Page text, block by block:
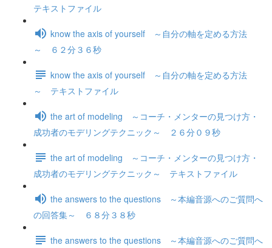
テキストファイル
know the axis of yourself ～自分の軸を定める方法
～ ６２分３６秒
know the axis of yourself ～自分の軸を定める方法
～ テキストファイル
the art of modeling ～コーチ・メンターの見つけ方・
成功者のモデリングテクニック～ ２６分０９秒
the art of modeling ～コーチ・メンターの見つけ方・
成功者のモデリングテクニック～ テキストファイル
the answers to the questions ～本編音源へのご質問へ
の回答集～ ６８分３８秒
the answers to the questions ～本編音源へのご質問へ